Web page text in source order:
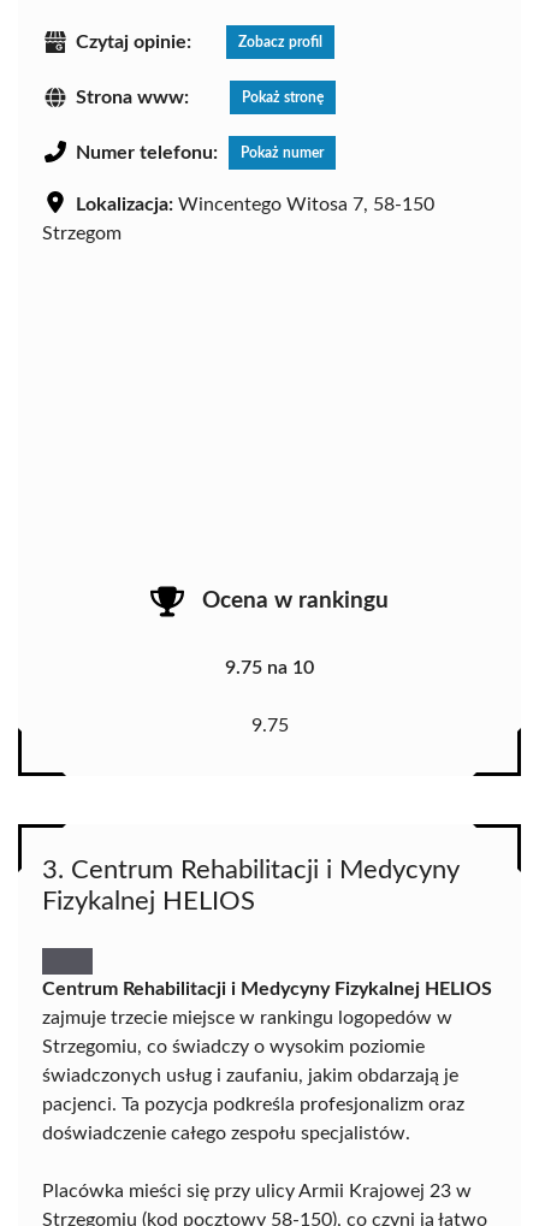
Czytaj opinie: Zobacz profil
Strona www: Pokaż stronę
Numer telefonu: Pokaż numer
Lokalizacja: Wincentego Witosa 7, 58-150
Strzegom
Ocena w rankingu
9.75 na 10
9.75
3. Centrum Rehabilitacji i Medycyny
Fizykalnej HELIOS
Centrum Rehabilitacji i Medycyny Fizykalnej HELIOS
zajmuje trzecie miejsce w rankingu logopedów w
Strzegomiu, co świadczy o wysokim poziomie
świadczonych usług i zaufaniu, jakim obdarzają je
pacjenci. Ta pozycja podkreśla profesjonalizm oraz
doświadczenie całego zespołu specjalistów.
Placówka mieści się przy ulicy Armii Krajowej 23 w
Strzegomiu (kod pocztowy 58-150), co czyni ją łatwo